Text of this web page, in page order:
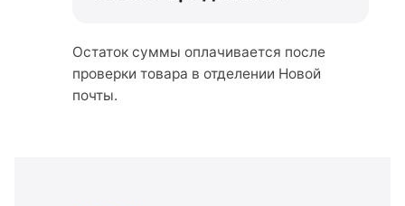
Остаток суммы оплачивается после
проверки товара в отделении Новой
почты.